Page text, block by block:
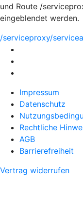
und Route /
eingeblendet werden.
/serviceproxy/
Impressum
Datenschutz
Rechtliche
AGB
Barrierefreiheit
Vertrag widerrufen